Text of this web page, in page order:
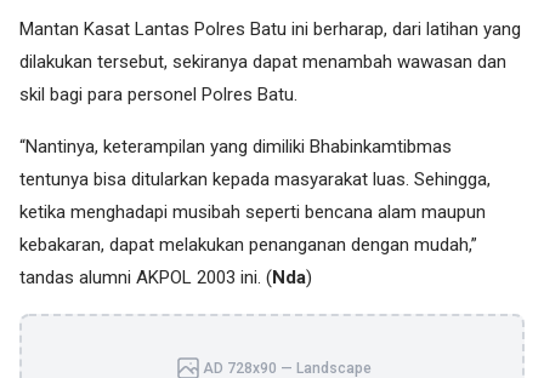
Mantan Kasat Lantas Polres Batu ini berharap, dari latihan yang
dilakukan tersebut, sekiranya dapat menambah wawasan dan
skil bagi para personel Polres Batu.
“Nantinya, keterampilan yang dimiliki Bhabinkamtibmas
tentunya bisa ditularkan kepada masyarakat luas. Sehingga,
ketika menghadapi musibah seperti bencana alam maupun
kebakaran, dapat melakukan penanganan dengan mudah,”
tandas alumni AKPOL 2003 ini. (Nda)
AD 728x90 — Landscape